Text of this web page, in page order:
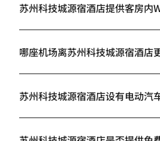
苏州科技城源宿酒店提供客房内
哪座机场离苏州科技城源宿酒店
苏州科技城源宿酒店设有电动汽